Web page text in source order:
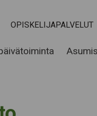
OPISKELIJAPALVELUT